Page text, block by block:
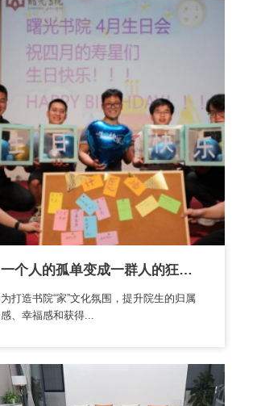
一个人的孤单变成一群人的狂欢，书院生...
为打造书院“家”文化氛围，提升院生的归属
感、幸福感和获得...